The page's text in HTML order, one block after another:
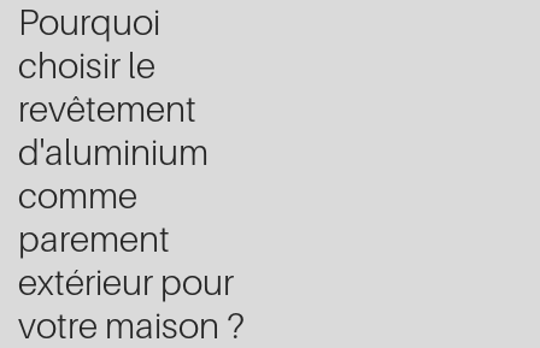
Pourquoi
choisir le
revêtement
d'aluminium
comme
parement
extérieur pour
votre maison ?